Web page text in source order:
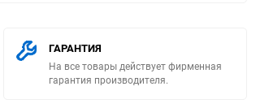
ГАРАНТИЯ
На все товары действует фирменная
гарантия производителя.